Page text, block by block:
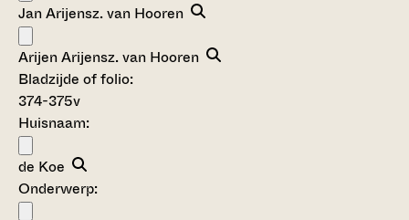
Jan Arijensz. van Hooren
Arijen Arijensz. van Hooren
Bladzijde of folio:
374-375v
Huisnaam:
de Koe
Onderwerp: